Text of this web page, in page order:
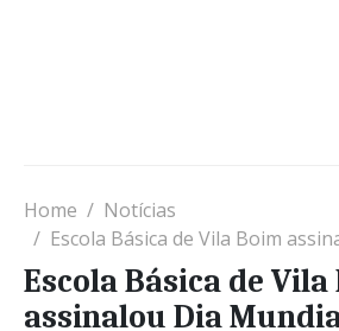
Home
Notícias
Escola Básica de Vila Boim assinalou
Escola Básica de Vila
assinalou Dia